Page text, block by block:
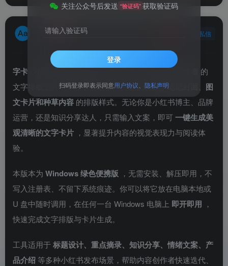
私信
字卡 · 小红书排版生成器是一款面向小红书内容创作者 的
文字排版工具，专注于帮助用户快速生成适合笔记封面、图
文卡片和种草内容 的排版样式。无论你是小红书博主、品牌
运营，还是知识分享达人，只需输入文案，即可 一键生成美
观清晰的文字卡片 ，显著提升内容的视觉表现力与阅读体
验。
本版本为 Windows 绿色便携版 ，无需安装、解压即用，不
写入注册表、不留下系统痕迹。你可以将它放在电脑本地或
U 盘中随时调用，在任何一台 Windows 电脑上 即开即用 ，
快速完成文字排版与卡片生成。
工具适用于标题设计、重点摘录、知识分享、情绪文案、产
品介绍等多种小红书发布场景，帮助内容创作者快速迭代、
关注公众号后发送 “验证码” 获取验证码
请输入验证码
登录
扫码登录即表示同意用户协议 隐私声明